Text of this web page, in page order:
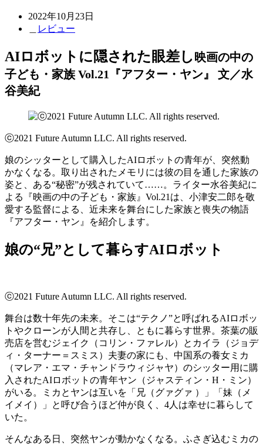
2022年10月23日
レビュー
AIロボットに隠された眼差し 映画の中の
子ども・家族 Vol.21『アフター・ヤン』 文／水
谷美紀
ⓒ2021 Future Autumn LLC. All rights reserved.
娘のシッターとして購入したAIロボットの青年が、突然動
かなくなる。取り出されたメモリには彼の目を通した家族の
姿と、ある“秘密”が残されていて……。ライター水谷美紀に
よる『映画の中の子ども・家族』Vol.21は、小津安二郎を敬
愛する監督による、近未来を舞台にした家族と喪失の物語
『アフター・ヤン』を紹介します。
娘の“兄”として暮らすAIロボット
ⓒ2021 Future Autumn LLC. All rights reserved.
舞台は数十年先の未来。そこは“テクノ”と呼ばれるAIロボッ
トやクローンが人間と共存し、ともに暮らす世界。茶葉の販
売店を営むジェイク（コリン・ファレル）とカイラ（ジョデ
ィ・ターナー＝スミス）夫妻の家にも、中国系の養女ミカ
（マレア・エマ・チャンドラウィジャヤ）のシッター用に購
入されたAIロボットの青年ヤン（ジャスティン・H・ミン）
がいる。ミカとヤンは互いを「兄（グァグァ ）」「妹（メ
イメイ）」と呼び合うほど仲が良く、4人は幸せに暮らして
いた。
そんなある日、突然ヤンが動かなくなる。ふさぎ込むミカの